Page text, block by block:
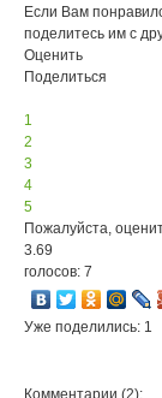
Если Вам
поделитесь им с
Оценить
Поделиться
1
2
3
4
5
Пожалуйста,
3.69
голосов: 7
Уже поделились: 1
Комментарии (2):